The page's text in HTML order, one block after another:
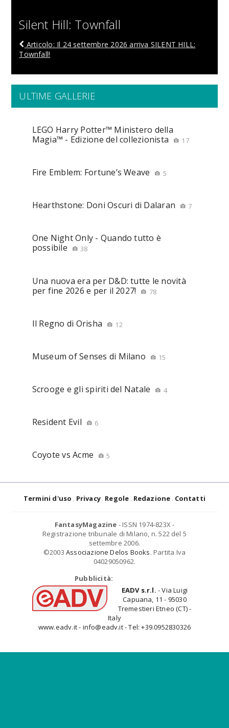
Silent Hill: Townfall
Articolo: Il 24 settembre 2026 arriva SILENT HILL:
Townfall!
ULTIME GALLERIE
LEGO Harry Potter™ Ministero della
Magia™ - Edizione del collezionista
17
Fire Emblem: Fortune’s Weave 5
Hearthstone: Doni Oscuri di Dalaran 7
One Night Only - Quando tutto è
possibile
38
Una nuova era per D&D: tutte le novità
per fine 2026 e per il 2027!
78
Il Regno di Orisha 12
Museum of Senses di Milano 15
Scrooge e gli spiriti del Natale 4
Resident Evil 6
Coyote vs Acme 5
Termini d'uso Privacy Regole Redazione Contatti
FantasyMagazine - ISSN 1974-823X -
Registrazione tribunale di Milano, n. 522 del 5
settembre 2006.
©2003 Associazione Delos Books. Partita Iva
04029050962.
Pubblicità:
EADV s.r.l. - Via Luigi
Capuana, 11 - 95030
Tremestieri Etneo (CT) -
Italy
www.eadv.it - info@eadv.it - Tel: +39.0952830326